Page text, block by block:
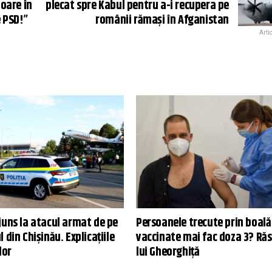
în plecat spre Kabul pentru a-i recupera pe
românii rămași în Afganistan
la atacul armat de pe
Chișinău. Explicațiile
Persoanele trecute prin
vaccinate mai fac doza 3?
lui Gheorghiță